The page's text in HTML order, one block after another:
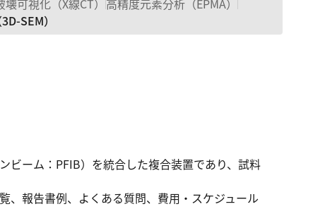
壊可視化（X線CT） 高精度元素分析（EPMA）
SEM）
ビーム：PFIB）を統合した複合装置であり、試料
、報告書例、よくある質問、費用・スケジュール